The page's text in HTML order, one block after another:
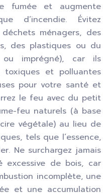
fumée et augmente
d’incendie. Évitez
ménagers, des
des plastiques ou du
imprégné), car ils
toxiques et polluantes
pour votre santé et
le feu avec du petit
feu naturels (à base
végétale) au lieu de
tels que l’essence,
Ne surchargez jamais
de bois, car
incomplète, une
et une accumulation